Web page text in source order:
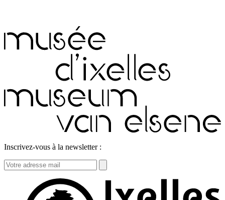
Inscrivez-vous à la newsletter :